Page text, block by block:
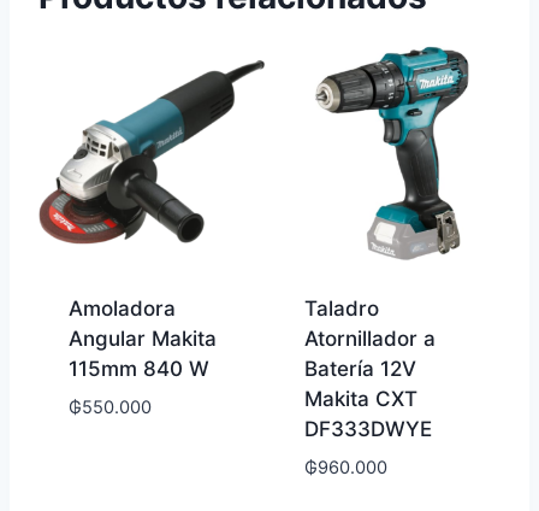
Amoladora
Angular Makita
115mm 840 W
₲550.000
Taladro
Atornillador a
Batería 12V
Makita CXT
DF333DWYE
₲960.000